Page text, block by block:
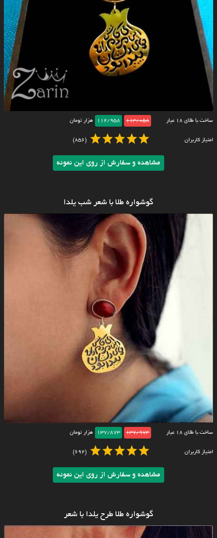
ساخت با طلای ۱۸ عیار 113/058
112/958 هزار تومان
امتیاز کاربران (856)
مشاهده و سفارش از روی این نمونه
گوشواره طلا با شعر شب یلدا
ساخت با طلای ۱۸ عیار 137/973
137/873 هزار تومان
امتیاز کاربران (692)
مشاهده و سفارش از روی این نمونه
گوشواره طلا طرح یلدا با شعر